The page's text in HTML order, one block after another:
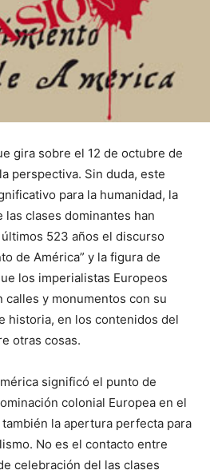
gira sobre el 12 de octubre de
perspectiva. Sin duda, este
para la humanidad, la
clases dominantes han
523 años el discurso
de América” y la figura de
los imperialistas Europeos
calles y monumentos con su
historia, en los contenidos del
otras cosas.
significó el punto de
colonial Europea en el
la apertura perfecta para
No es el contacto entre
celebración del las clases